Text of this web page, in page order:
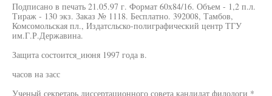
Подписано в печать 21.05.97 г. Формат 60x84/16. Объем - 1,2 п.л.
Тираж - 130 экз. Заказ № 1118. Бесплатно. 392008, Тамбов,
Комсомольская пл., Издатсльско-полиграфический центр ТГУ
им.Г.Р.Державина.
Защита состоится_июня 1997 года в.
часов на засс
Ученый секретарь диссертационного совета кандидат филологи *